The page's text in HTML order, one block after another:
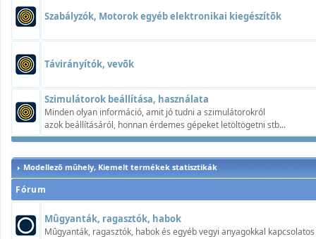
Szabályzók, Motorok egyéb elektronikai kiegészítõk
Távirányítók, vevõk
Szimulátorok beállítása, használata
Minden olyan információ, amit jó tudni a szimulátorokról
azok beállításáról, honnan érdemes gépeket letöltögetni stb...
Modellezõ mûhely, Kiemelt termékek statisztikák
Fórum
Mûgyanták, ragasztók, habok
Mûgyanták, ragasztók, habok és egyéb vegyi anyagokkal